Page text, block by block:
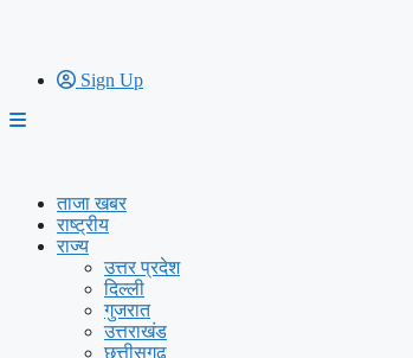
Sign Up
ताजा खबर
राष्ट्रीय
राज्य
उत्तर प्रदेश
दिल्ली
गुजरात
उत्तराखंड
छत्तीसगढ़